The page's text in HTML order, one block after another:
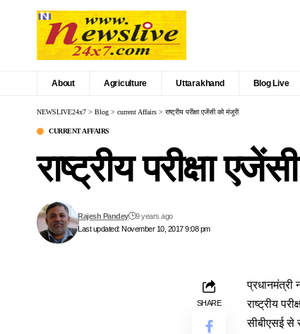
About Agriculture Uttarakhand Blog Live
NEWSLIVE24x7 > Blog > current Affairs > राष्ट्रीय परीक्षा एजेंसी को मंजूरी
CURRENT AFFAIRS
राष्ट्रीय परीक्षा
Last updated: November 10, 2017 9:08 pm
Rajesh Pandey 9 years ago
SHARE
प्रधानमंत्री
राष्‍ट्रीय
सीबीएसई से